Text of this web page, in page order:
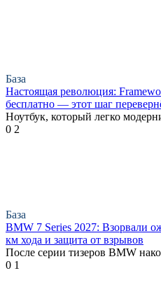
База
Настоящая революция:
бесплатно — этот шаг
Ноутбук, который легко
0 2
База
BMW 7 Series 2027: Взорвали
км хода и защита от взрывов
После серии тизеров BMW
0 1